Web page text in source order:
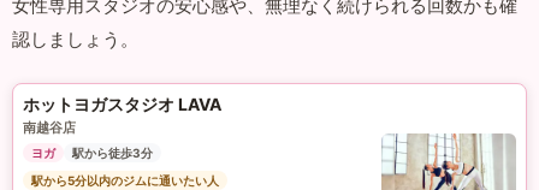
女性専用スタジオの安心感や、無理なく続けられる回数かも確
認しましょう。
ホットヨガスタジオ LAVA
南越谷店
ヨガ
駅から徒歩3分
駅から5分以内のジムに通いたい人